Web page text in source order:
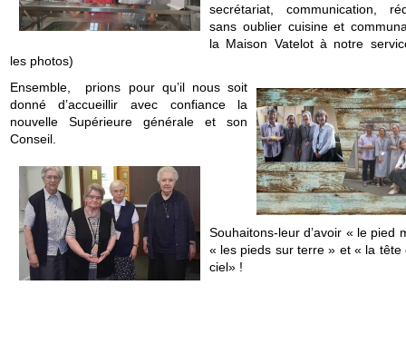
secrétariat, communication,
sans oublier cuisine et
la Maison Vatelot à notre
les photos)
Ensemble,
prions pour qu’il nous soit
donné d’accueillir avec confiance la
nouvelle Supérieure générale et son
Conseil.
Souhaitons-leur d’avoir « le pied
« les pieds sur terre » et « la tête
ciel» !